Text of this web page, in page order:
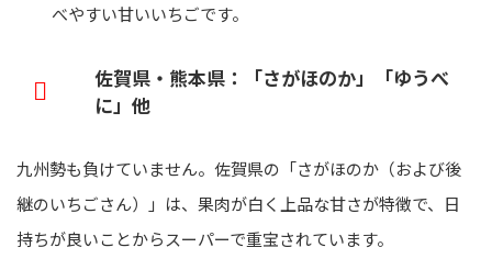
べやすい甘いいちごです。
佐賀県・熊本県：「さがほのか」「ゆうべ
に」他
九州勢も負けていません。佐賀県の「さがほのか（および後
継のいちごさん）」は、果肉が白く上品な甘さが特徴で、日
持ちが良いことからスーパーで重宝されています。